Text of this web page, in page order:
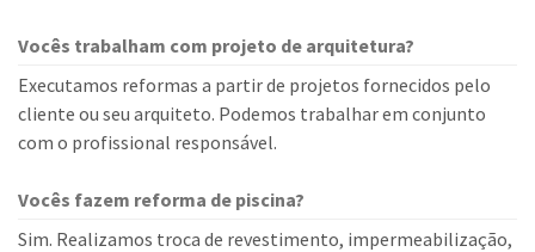
Vocês trabalham com projeto de arquitetura?
Executamos reformas a partir de projetos fornecidos pelo
cliente ou seu arquiteto. Podemos trabalhar em conjunto
com o profissional responsável.
Vocês fazem reforma de piscina?
Sim. Realizamos troca de revestimento, impermeabilização,